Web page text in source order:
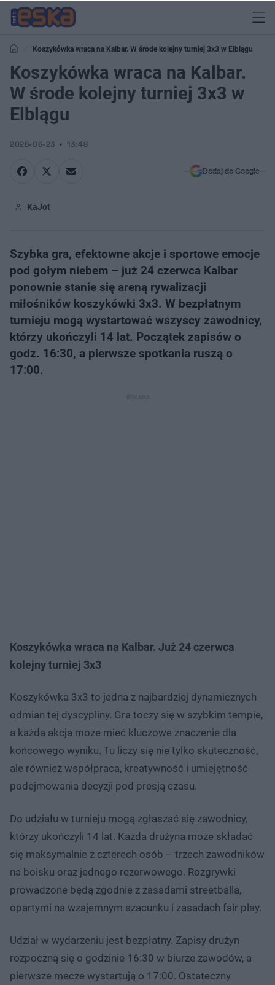
Koszykówka wraca na Kalbar. W środe kolejny turniej 3x3 w Elblągu
Koszykówka wraca na Kalbar.
W środe kolejny turniej 3x3 w
Elblągu
2026-06-23 13:48
Dodaj do Google
KaJot
Szybka gra, efektowne akcje i sportowe emocje
pod gołym niebem – już 24 czerwca Kalbar
ponownie stanie się areną rywalizacji
miłośników koszykówki 3x3. W bezpłatnym
turnieju mogą wystartować wszyscy zawodnicy,
którzy ukończyli 14 lat. Początek zapisów o
godz. 16:30, a pierwsze spotkania ruszą o
17:00.
Koszykówka wraca na Kalbar. Już 24 czerwca
kolejny turniej 3x3
Koszykówka 3x3 to jedna z najbardziej dynamicznych
odmian tej dyscypliny. Gra toczy się w szybkim tempie,
a każda akcja może mieć kluczowe znaczenie dla
końcowego wyniku. Tu liczy się nie tylko skuteczność,
ale również współpraca, kreatywność i umiejętność
podejmowania decyzji pod presją czasu.
Do udziału w turnieju mogą zgłaszać się zawodnicy,
którzy ukończyli 14 lat. Każda drużyna może składać
się maksymalnie z czterech osób – trzech zawodników
na boisku oraz jednego rezerwowego. Rozgrywki
prowadzone będą zgodnie z zasadami streetballa,
opartymi na wzajemnym szacunku i zasadach fair play.
Udział w wydarzeniu jest bezpłatny. Zapisy drużyn
rozpoczną się o godzinie 16:30 w biurze zawodów, a
pierwsze mecze wystartują o 17:00. Ostateczny